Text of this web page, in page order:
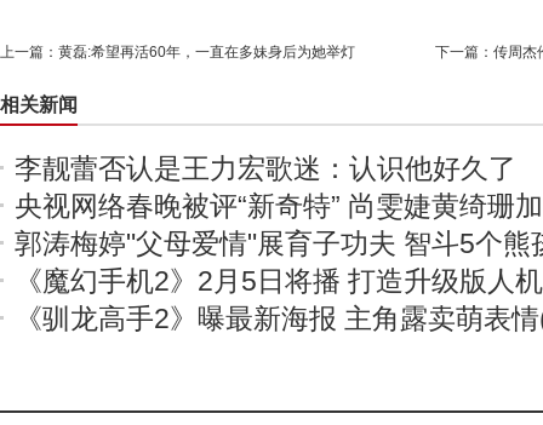
上一篇： 黄磊:希望再活60年，一直在多妹身后为她举灯 下一篇： 传周杰
相关新闻
李靓蕾否认是王力宏歌迷：认识他好久了
央视网络春晚被评“新奇特” 尚雯婕黄绮珊
郭涛梅婷"父母爱情"展育子功夫 智斗5个熊
《魔幻手机2》2月5日将播 打造升级版人
《驯龙高手2》曝最新海报 主角露卖萌表